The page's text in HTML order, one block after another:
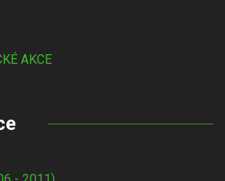
AKCE